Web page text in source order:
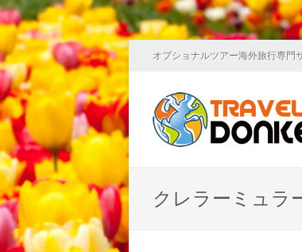
オプショナルツアー海外旅行専門
クレラーミュラ